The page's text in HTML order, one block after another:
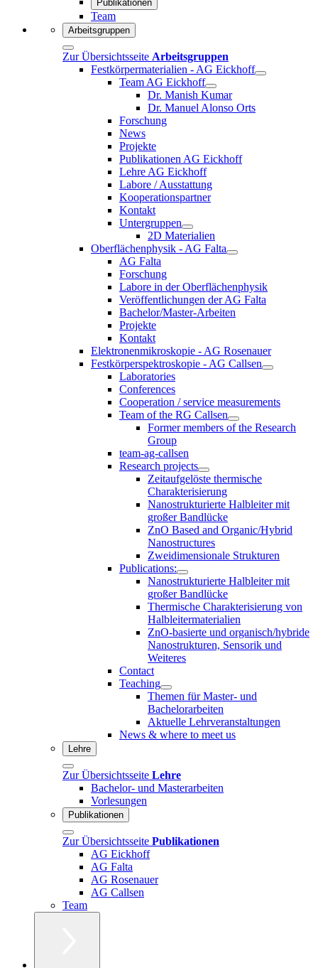
Publikationen
Team
Arbeitsgruppen
Zur Übersichtsseite Arbeitsgruppen
Festkörpermaterialien - AG Eickhoff
Team AG Eickhoff
Dr. Manish Kumar
Dr. Manuel Alonso Orts
Forschung
News
Projekte
Publikationen AG Eickhoff
Lehre AG Eickhoff
Labore / Ausstattung
Kooperationspartner
Kontakt
Untergruppen
2D Materialien
Oberflächenphysik - AG Falta
AG Falta
Forschung
Labore in der Oberflächenphysik
Veröffentlichungen der AG Falta
Bachelor/Master-Arbeiten
Projekte
Kontakt
Elektronenmikroskopie - AG Rosenauer
Festkörperspektroskopie - AG Callsen
Laboratories
Conferences
Cooperation / service measurements
Team of the RG Callsen
Former members of the Research
Group
team-ag-callsen
Research projects
Zeitaufgelöste thermische
Charakterisierung
Nanostrukturierte Halbleiter mit
großer Bandlücke
ZnO Based and Organic/Hybrid
Nanostructures
Zweidimensionale Strukturen
Publications:
Nanostrukturierte Halbleiter mit
großer Bandlücke
Thermische Charakterisierung von
Halbleitermaterialien
ZnO-basierte und organisch/hybride
Nanostrukturen, Sensorik und
Weiteres
Contact
Teaching
Themen für Master- und
Bachelorarbeiten
Aktuelle Lehrveranstaltungen
News & where to meet us
Lehre
Zur Übersichtsseite Lehre
Bachelor- und Masterarbeiten
Vorlesungen
Publikationen
Zur Übersichtsseite Publikationen
AG Eickhoff
AG Falta
AG Rosenauer
AG Callsen
Team